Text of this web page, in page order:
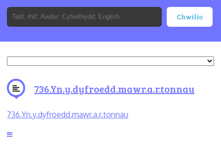
736.Yn.y.dyfroedd.mawr.a.r.tonnau
736.Yn.y.dyfroedd.mawr.a.r.tonnau